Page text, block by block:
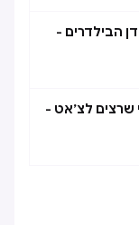
הבילדרים -
שרצים לצ׳אט -